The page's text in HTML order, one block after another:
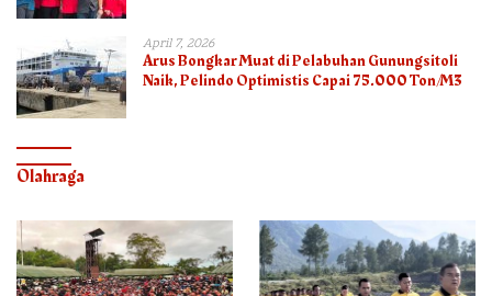
April 7, 2026
Arus Bongkar Muat di Pelabuhan Gunungsitoli
Naik, Pelindo Optimistis Capai 75.000 Ton/M3
Olahraga